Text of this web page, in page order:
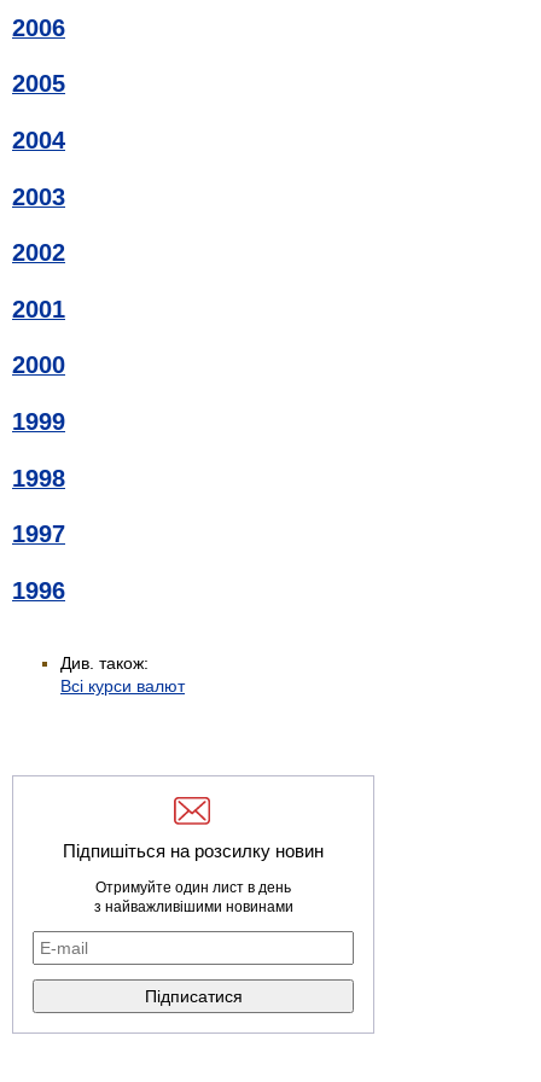
2006
2005
2004
2003
2002
2001
2000
1999
1998
1997
1996
Див. також:
Всі курси валют
Підпишіться на розсилку новин
Отримуйте один лист в день
з найважливішими новинами